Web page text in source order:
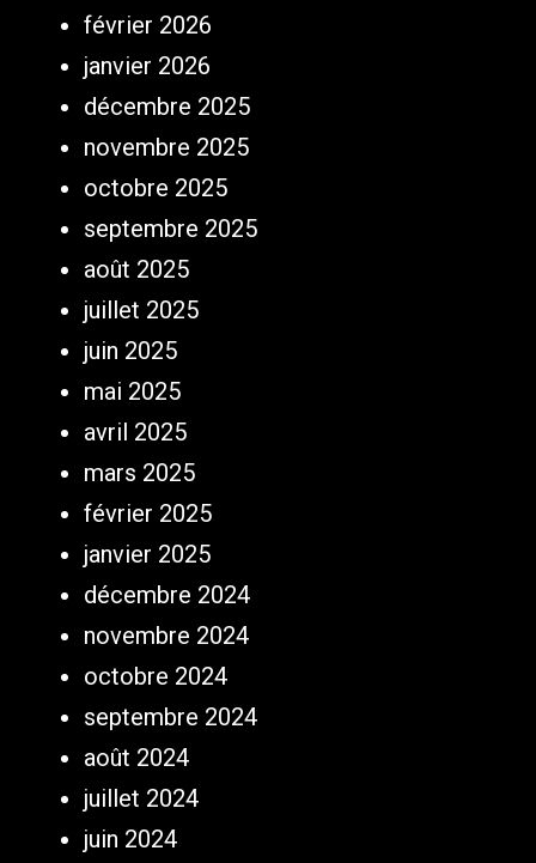
février 2026
janvier 2026
décembre 2025
novembre 2025
octobre 2025
septembre 2025
août 2025
juillet 2025
juin 2025
mai 2025
avril 2025
mars 2025
février 2025
janvier 2025
décembre 2024
novembre 2024
octobre 2024
septembre 2024
août 2024
juillet 2024
juin 2024